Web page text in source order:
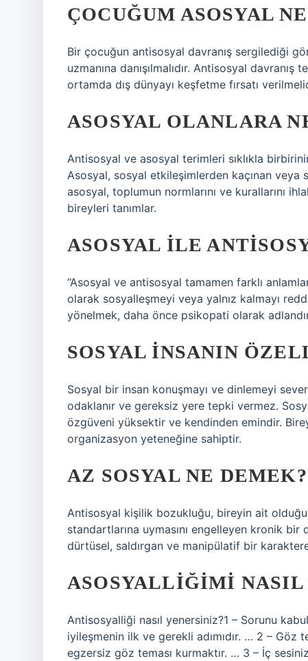
ÇOCUĞUM ASOSYAL
Bir çocuğun antisosyal davranış sergilediği
uzmanına danışılmalıdır. Antisosyal
ortamda dış dünyayı keşfetme fırsatı
ASOSYAL OLANLARA
Antisosyal ve asosyal terimleri sıklıkla
Asosyal, sosyal etkileşimlerden kaçınan
asosyal, toplumun normlarını ve kurallarını
bireyleri tanımlar.
ASOSYAL ILE
“Asosyal ve antisosyal tamamen farklı
olarak sosyalleşmeyi veya yalnız kalmayı
yönelmek, daha önce psikopati olarak
SOSYAL INSANIN
Sosyal bir insan konuşmayı ve dinlemeyi
odaklanır ve gereksiz yere tepki vermez.
özgüveni yüksektir ve kendinden emindir.
organizasyon yeteneğine sahiptir.
AZ SOSYAL NE DEMEK?
Antisosyal kişilik bozukluğu, bireyin ait
standartlarına uymasını engelleyen kronik
dürtüsel, saldırgan ve manipülatif bir
ASOSYALLIĞIMI
Antisosyalliği nasıl yenersiniz?1 – Sorunu
iyileşmenin ilk ve gerekli adımıdır. … 2 –
egzersiz göz teması kurmaktır. … 3 – İç